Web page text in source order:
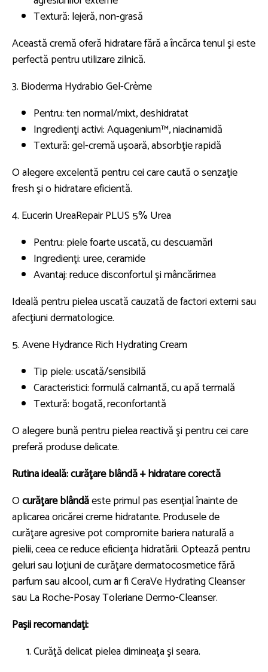
Textură: lejeră, non-grasă
Această cremă oferă hidratare fără a încărca tenul şi este
perfectă pentru utilizare zilnică.
3. Bioderma Hydrabio Gel-Crème
Pentru: ten normal/mixt, deshidratat
Ingredienţi activi: Aquagenium™, niacinamidă
Textură: gel-cremă uşoară, absorbţie rapidă
O alegere excelentă pentru cei care caută o senzaţie
fresh şi o hidratare eficientă.
4. Eucerin UreaRepair PLUS 5% Urea
Pentru: piele foarte uscată, cu descuamări
Ingredienţi: uree, ceramide
Avantaj: reduce disconfortul şi mâncărimea
Ideală pentru pielea uscată cauzată de factori externi sau
afecţiuni dermatologice.
5. Avene Hydrance Rich Hydrating Cream
Tip piele: uscată/sensibilă
Caracteristici: formulă calmantă, cu apă termală
Textură: bogată, reconfortantă
O alegere bună pentru pielea reactivă şi pentru cei care
preferă produse delicate.
Rutina ideală: curăţare blândă + hidratare corectă
Ocurăţare blândăeste primul pas esenţial înainte de
aplicarea oricărei creme hidratante. Produsele de
curăţare agresive pot compromite bariera naturală a
pielii, ceea ce reduce eficienţa hidratării. Optează pentru
geluri sau loţiuni de curăţare dermatocosmetice fără
parfum sau alcool, cum ar fi CeraVe Hydrating Cleanser
sau La Roche-Posay Toleriane Dermo-Cleanser.
Paşii recomandaţi:
Curăţă delicat pielea dimineaţa şi seara.